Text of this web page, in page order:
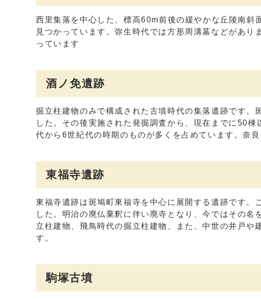
西里集落を中心した、標高60m前後の緩やかな丘陵南
見つかっています。弥生時代では方形周溝墓などがあ
っています
酒ノ免遺跡
掘立柱建物のみで構成された古墳時代の集落遺跡です。
した。その後実施された発掘調査から、現在までに50
代から6世紀代の時期のものが多くを占めています。奈
東福寺遺跡
東福寺遺跡は斑鳩町東福寺を中心に展開する遺跡です。
した。明治の廃仏棄釈に伴い廃寺となり、今ではその
立柱建物、飛鳥時代の掘立柱建物、また、中世の井戸や
す。
駒塚古墳